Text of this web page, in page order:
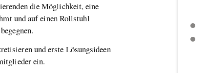
die Möglichkeit, eine
und auf einen Rollstuhl
und erste Lösungsideen
ein.